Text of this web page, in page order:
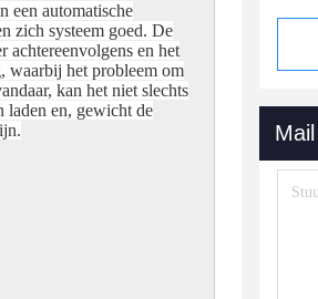
een automatische
zich systeem goed. De
achtereenvolgens en het
waarbij het probleem om
kan het niet slechts
laden en, gewicht de